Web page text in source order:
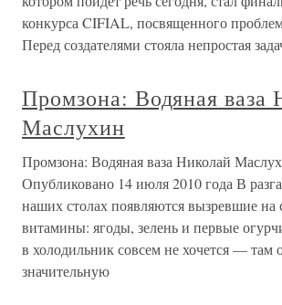
конкурса CIFIAL, посвященного
Перед создателями стояла непростая
Промзона: Водяная ваза
Маслухин
Промзона: Водяная ваза Николай
Опубликовано 14 июля 2010 года В
наших столах появляются вызревшие на
витамины: ягоды, зелень и первые
в холодильник совсем не хочется — там
значительную